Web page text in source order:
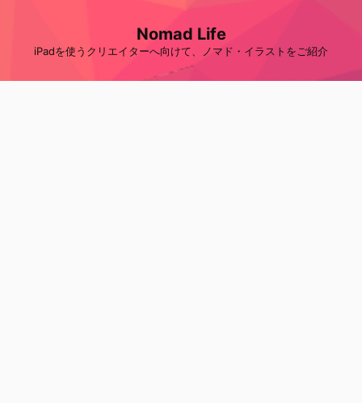
Nomad Life
iPadを使うクリエイターへ向けて、ノマド・イラストをご紹介